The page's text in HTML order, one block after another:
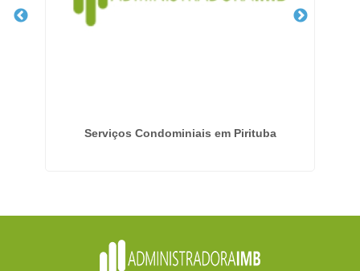
Serviços Condominiais em Pirituba